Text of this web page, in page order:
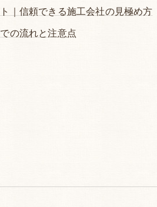
｜信頼できる施工会社の見極め方
の流れと注意点